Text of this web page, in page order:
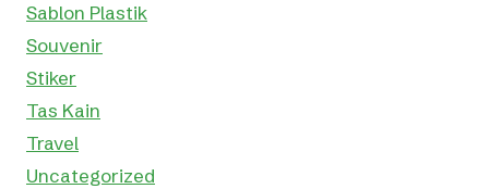
Sablon Plastik
Souvenir
Stiker
Tas Kain
Travel
Uncategorized